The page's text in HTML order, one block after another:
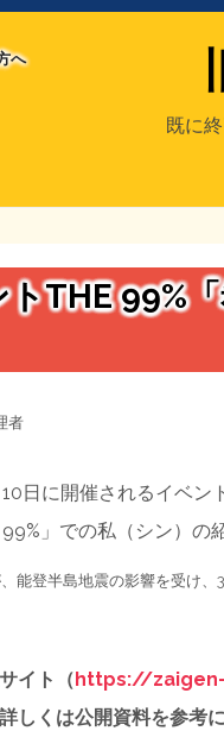
へ
イラスト集
既に
トTHE 99%
者
日に開催されるイベ
」での私（シン）の
能登半島地震の影響を受け、
イト（https://
しくは公開資料を参考